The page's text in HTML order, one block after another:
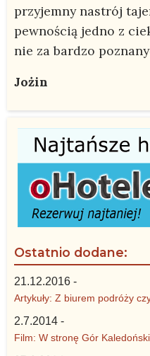
przyjemny nastrój
pewnością jedno z
nie za bardzo
Jożin
Ostatnio dodane:
21.12.2016 -
Artykuły: Z biurem podróży
2.7.2014 -
Film: W stronę Gór